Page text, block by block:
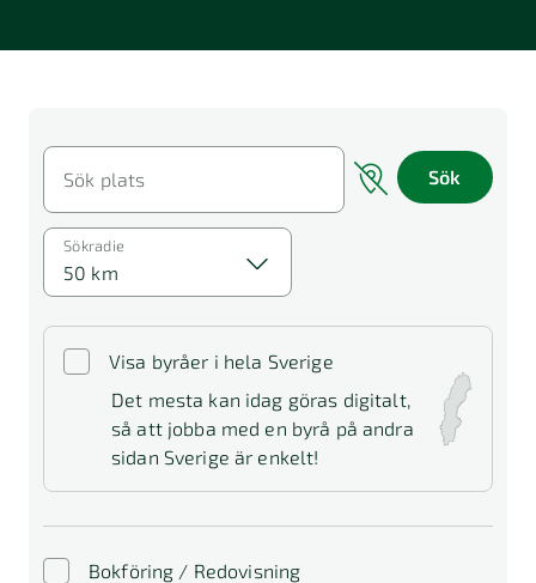
Sök plats Sök
Visa byråer i hela Sverige
Det mesta kan idag göras digitalt,
så att jobba med en byrå på andra
sidan Sverige är enkelt!
Sökradie
50 km
Bokföring / Redovisning